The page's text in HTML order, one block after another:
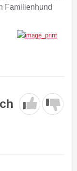
Familienhund